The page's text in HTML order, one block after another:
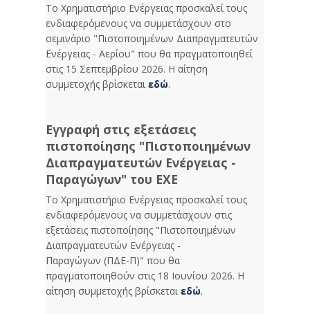
Το Χρηματιστήριο Ενέργειας προσκαλεί τους
ενδιαφερόμενους να συμμετάσχουν στο
σεμινάριο "Πιστοποιημένων Διαπραγματευτών
Ενέργειας - Αερίου" που θα πραγματοποιηθεί
στις 15 Σεπτεμβρίου 2026. Η αίτηση
συμμετοχής βρίσκεταιεδώ.
Εγγραφή στις εξετάσεις
πιστοποίησης "Πιστοποιημένων
Διαπραγματευτών Ενέργειας -
Παραγώγων" του ΕΧΕ
Το Χρηματιστήριο Ενέργειας προσκαλεί τους
ενδιαφερόμενους να συμμετάσχουν στις
εξετάσεις πιστοποίησης "Πιστοποιημένων
Διαπραγματευτών Ενέργειας -
Παραγώγων (ΠΔΕ-Π)" που θα
πραγματοποιηθούν στις 18 Ιουνίου 2026. Η
αίτηση συμμετοχής βρίσκεταιεδώ.